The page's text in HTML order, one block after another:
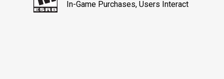
In-Game Purchases, Users Interact